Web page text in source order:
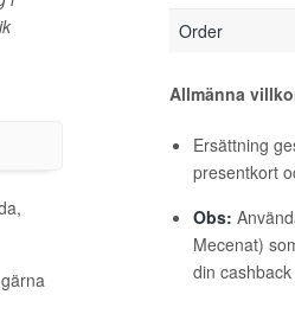
Order
Allmänna
Ersättning
presentkort
Obs:
Mecenat)
din